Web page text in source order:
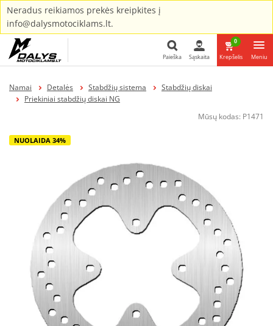
Neradus reikiamos prekės kreipkites į
info@dalysmotociklams.lt.
Paieška Sąskaita
0
Krepšelis Meniu
Namai Detalės Stabdžių sistema
Stabdžių diskai
Priekiniai stabdžių diskai NG
Mūsų kodas: P1471
NUOLAIDA 34%